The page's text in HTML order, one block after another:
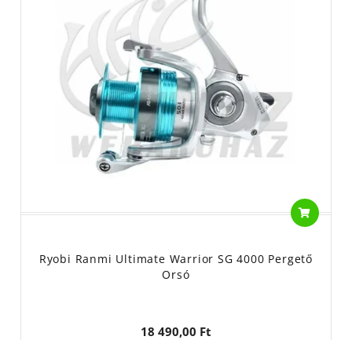
Ryobi Ranmi Ultimate Warrior SG 4000 Pergető
Orsó
18 490,00 Ft